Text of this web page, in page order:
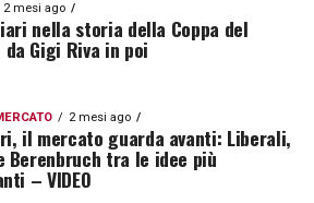
2 mesi ago
nella storia della Coppa del
da Gigi Riva in poi
2 mesi ago
il mercato guarda avanti: Liberali,
Berenbruch tra le idee più
– VIDEO